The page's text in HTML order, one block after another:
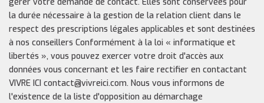
la durée nécessaire à la gestion de la relation client dans le
respect des prescriptions légales applicables et sont destinées
à nos conseillers Conformément à la loi « informatique et
libertés », vous pouvez exercer votre droit d'accès aux
données vous concernant et les faire rectifier en contactant
VIVRE ICI contact@vivreici.com. Nous vous informons de
l'existence de la liste d'opposition au démarchage